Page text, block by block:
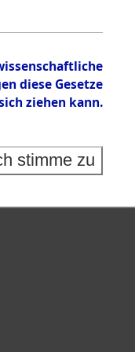
diese Gesetze
ziehen kann.
stimme zu